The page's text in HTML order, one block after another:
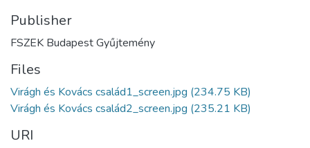
Publisher
FSZEK Budapest Gyűjtemény
Files
Virágh és Kovács család1_screen.jpg (234.75 KB)
Virágh és Kovács család2_screen.jpg (235.21 KB)
URI